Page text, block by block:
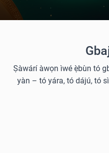
Ṣàwárí àwọn ìwé ẹ̀bùn tó
yàn – tó yára, tó dájú, tó